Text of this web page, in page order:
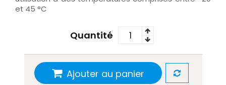
et 45 °C
Quantité
Ajouter au panier